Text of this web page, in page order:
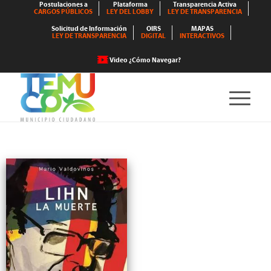
Postulaciones a
CARGOS PÚBLICOS
Plataforma
LEY DEL LOBBY
Transparencia Activa
LEY DE TRANSPARENCIA
Solicitud de Información
LEY DE TRANSPARENCIA
OIRS
DIGITAL
MAPAS
INTERACTIVOS
Video ¿Cómo Navegar?